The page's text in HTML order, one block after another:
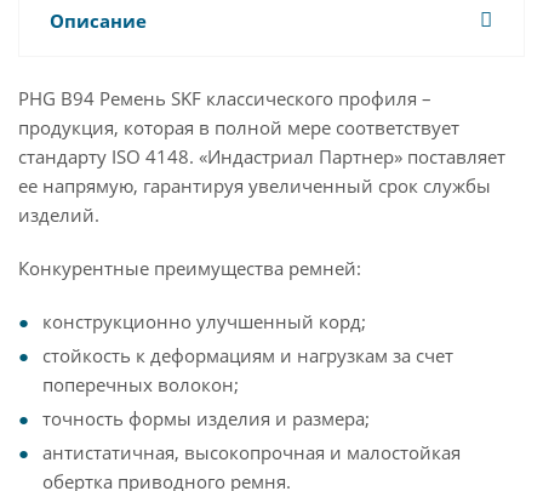
Описание
PHG B94 Ремень SKF классического профиля –
продукция, которая в полной мере соответствует
стандарту ISO 4148. «Индастриал Партнер» поставляет
ее напрямую, гарантируя увеличенный срок службы
изделий.
Конкурентные преимущества ремней:
конструкционно улучшенный корд;
стойкость к деформациям и нагрузкам за счет
поперечных волокон;
точность формы изделия и размера;
антистатичная, высокопрочная и малостойкая
обертка приводного ремня.